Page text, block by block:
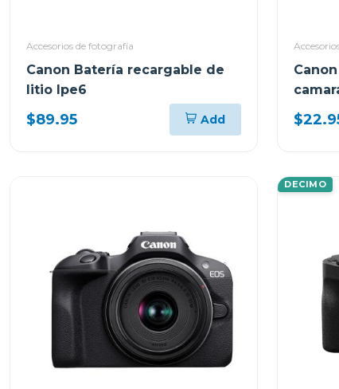
Accesorios de fotografía
Canon Batería recargable de
litio lpe6
$89.95 Add
DECIMO